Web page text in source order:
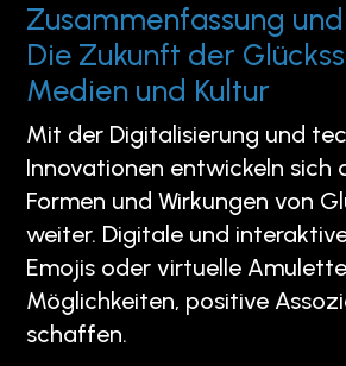
Zusammenfassung
Die Zukunft der
Medien und Kultur
Mit der Digitalisierung und
Innovationen entwickeln sich
Formen und Wirkungen von
weiter. Digitale und
Emojis oder virtuelle
Möglichkeiten, positive
schaffen.